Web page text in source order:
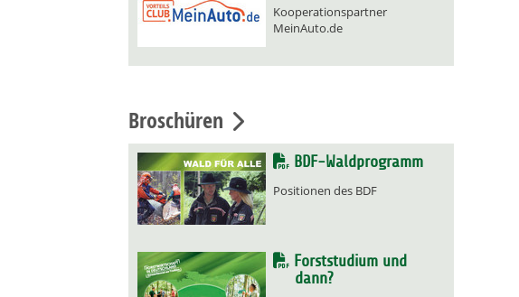
Kooperationspartner
MeinAuto.de
Broschüren
BDF-Waldprogramm
Positionen des BDF
Forststudium und
dann?